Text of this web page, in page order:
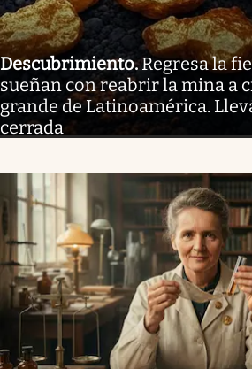
Descubrimiento.Regresa la
sueñan con reabrir la mina a
grande de Latinoamérica.
cerrada